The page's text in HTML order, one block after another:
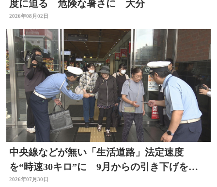
度に迫る 危険な暑さに 大分
2026年08月02日
中央線などが無い「生活道路」法定速度
を“時速30キロ”に 9月からの引き下げを前
に警察官が街頭啓発
2026年07月30日